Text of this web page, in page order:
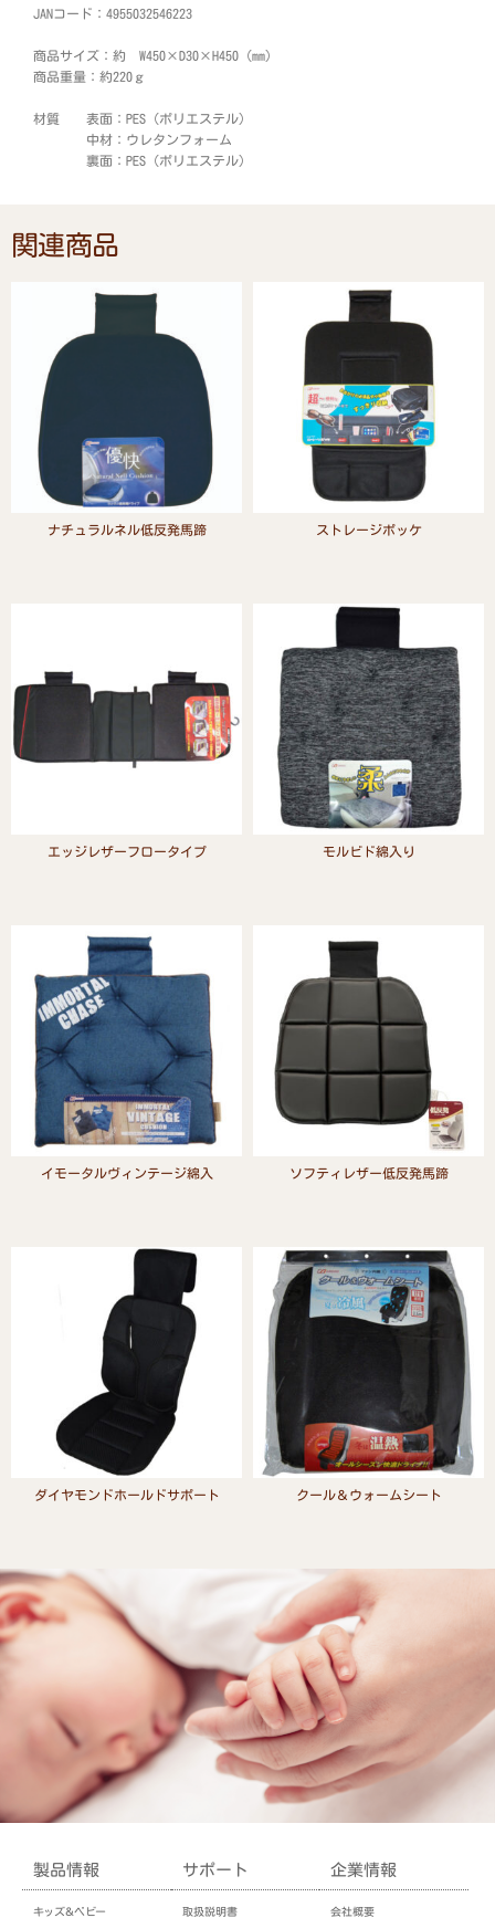
JANコード：4955032546223
商品サイズ：約 W450×D30×H450 (mm)
商品重量：約220ｇ
材質 表面：PES（ポリエステル）
中材：ウレタンフォーム
裏面：PES（ポリエステル）
関連商品
ナチュラルネル低反発馬蹄 ストレージポッケ
エッジレザーフロータイプ モルビド綿入り
イモータルヴィンテージ綿入 ソフティレザー低反発馬蹄
ダイヤモンドホールドサポート クール＆ウォームシート
製品情報
キッズ＆ベビー
サポート
取扱説明書
企業情報
会社概要